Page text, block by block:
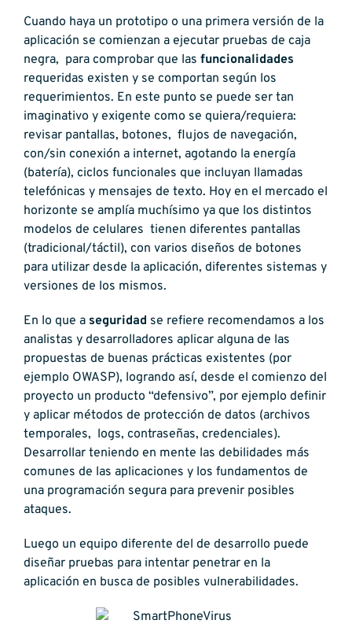
Cuando haya un prototipo o una primera versión de la
aplicación se comienzan a ejecutar pruebas de caja
negra, para comprobar que las funcionalidades
requeridas existen y se comportan según los
requerimientos. En este punto se puede ser tan
imaginativo y exigente como se quiera/requiera:
revisar pantallas, botones, flujos de navegación,
con/sin conexión a internet, agotando la energía
(batería), ciclos funcionales que incluyan llamadas
telefónicas y mensajes de texto. Hoy en el mercado el
horizonte se amplía muchísimo ya que los distintos
modelos de celulares tienen diferentes pantallas
(tradicional/táctil), con varios diseños de botones
para utilizar desde la aplicación, diferentes sistemas y
versiones de los mismos.
En lo que a seguridad se refiere recomendamos a los
analistas y desarrolladores aplicar alguna de las
propuestas de buenas prácticas existentes (por
ejemplo OWASP), logrando así, desde el comienzo del
proyecto un producto “defensivo”, por ejemplo definir
y aplicar métodos de protección de datos (archivos
temporales, logs, contraseñas, credenciales).
Desarrollar teniendo en mente las debilidades más
comunes de las aplicaciones y los fundamentos de
una programación segura para prevenir posibles
ataques.
Luego un equipo diferente del de desarrollo puede
diseñar pruebas para intentar penetrar en la
aplicación en busca de posibles vulnerabilidades.